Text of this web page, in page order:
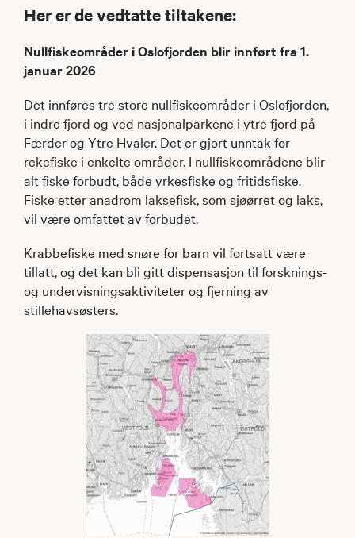
Her er de vedtatte tiltakene:
Nullfiskeområder i Oslofjorden blir innført fra 1.
januar 2026
Det innføres tre store nullfiskeområder i Oslofjorden,
i indre fjord og ved nasjonalparkene i ytre fjord på
Færder og Ytre Hvaler. Det er gjort unntak for
rekefiske i enkelte områder. I nullfiskeområdene blir
alt fiske forbudt, både yrkesfiske og fritidsfiske.
Fiske etter anadrom laksefisk, som sjøørret og laks,
vil være omfattet av forbudet.
Krabbefiske med snøre for barn vil fortsatt være
tillatt, og det kan bli gitt dispensasjon til forsknings-
og undervisningsaktiviteter og fjerning av
stillehavsøsters.